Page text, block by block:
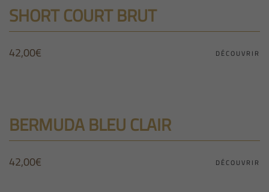
SHORT COURT BRUT
42,00€ DÉCOUVRIR
BERMUDA BLEU CLAIR
42,00€ DÉCOUVRIR